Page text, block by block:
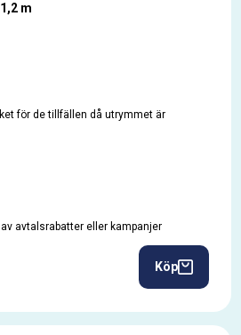
m
för de tillfällen då utrymmet är
avtalsrabatter eller kampanjer
Köp